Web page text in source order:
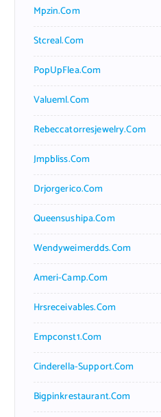
Mpzin.com
Stcreal.com
PopUpFlea.com
Valueml.com
Rebeccatorresjewelry.com
Jmpbliss.com
Drjorgerico.com
Queensushipa.com
Wendyweimerdds.com
Ameri-Camp.com
Hrsreceivables.com
Empconst1.com
Cinderella-Support.com
Bigpinkrestaurant.com